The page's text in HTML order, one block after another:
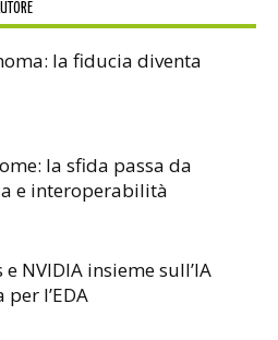
la fiducia diventa
la sfida passa da
e interoperabilità
e NVIDIA insieme sull’IA
l’EDA